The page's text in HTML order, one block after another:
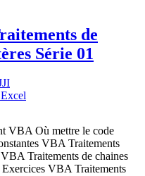
de
Série 01
VBA Où mettre le code
VBA Traitements
Traitements de chaines
VBA Traitements